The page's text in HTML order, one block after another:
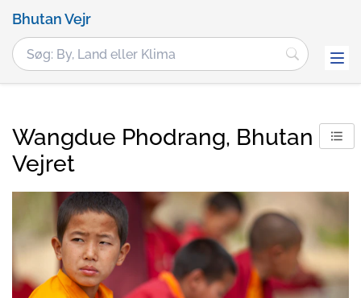
Bhutan Vejr
Wangdue Phodrang, Bhutan
Vejret